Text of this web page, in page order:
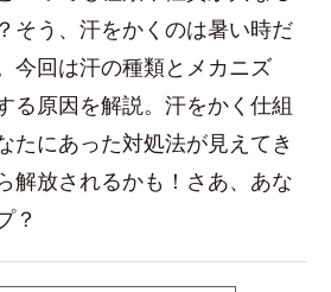
そう、汗をかくのは暑い時だ
今回は汗の種類とメカニズ
る原因を解説。汗をかく仕組
たにあった対処法が見えてき
解放されるかも！さあ、あな
？